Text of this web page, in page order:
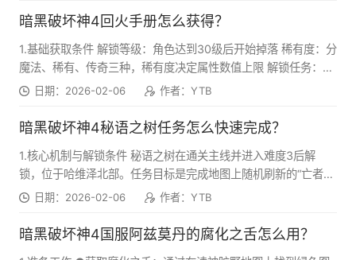
上，游侠、死灵法师、德鲁伊等输出稳定或有团队增益的职业更
击伤害等增伤词缀。 2.前往BOSS刷新地点并参与战斗 看到通知
后立即通过传送点快速前往标记区域，提前5-10分钟到达可等待
其他玩家集结，世界BOSS战斗为公共事件，最多支持12人同时
现，战斗开始后需注意躲避技能：如疫王阿煞巴的死亡之握会有
斯会召唤金币堆和小金人，优先清理小金人可减少压力。亡魂漫
游者的毒雾区域需及时远离。战斗中尽量保持移动，利用BOSS
技能硬直期倾泻伤害，同时注意拾取场地中的血球维持生命值。
S11赛季的阿兹莫丹），部分需在特定事件点参与，或通过晋升
地城获取材料手动召唤，手动召唤的BOSS可反复挑战以获取更
暗黑破坏神4回火手册怎么获得？
1.基础获取条件 解锁等级：角色达到30级后开始掉落 稀有度：分
魔法、稀有、传奇三种，稀有度决定属性数值上限 解锁任务：50
级自动接取“回火”优先任务，完成后可获得指定回火手册并解锁
英、宝箱均有高掉落率，受折磨的礼物宝箱概率最高 建议路线：
界1-2出魔法，世界3出稀有，世界4出传奇 ●低语古树悬赏 完成
10点声望任务兑换宝箱，必出1-2本随机回火手册 优点：稳定获
取，适合边做悬赏边收集，不额外花时间 ●世界首领与特殊
尔申等均有高概率掉落 世界首领每次击杀稳定掉落6-10本，含稀
日期：2026-02-06 作者：YTB
暗黑破坏神4秘语之树任务怎么快速完成？
1.核心机制与解锁条件 秘语之树在通关主线并进入难度3后解
锁，位于哈维泽北部。任务目标是完成地图上随机刷新的“亡者低
语”任务获取恐怖垂青，每10个可兑换一次奖励，奖励包括淬炼材
(1个)、中型(3个)、大型(5个)恐怖垂青。 2.任务优先级（速刷必
日期：2026-02-06 作者：YTB
暗黑破坏神4国服阿兹莫丹的腐化之舌怎么用？